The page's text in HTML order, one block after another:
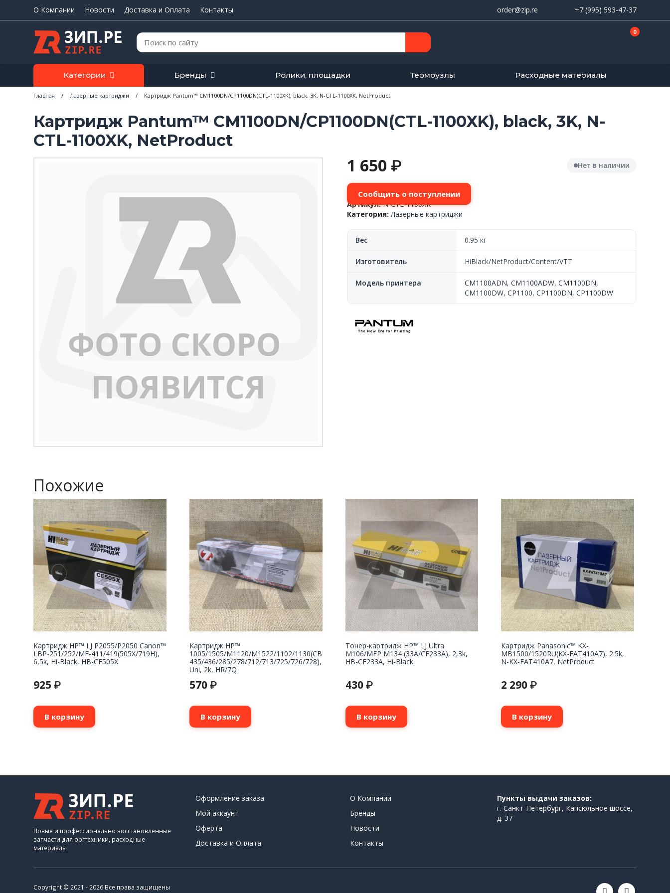
О Компании Новости Доставка и Оплата Контакты order@zip.re +7 (995) 593-47-37
Поиск: 0
Категории Бренды Ролики, площадки Термоузлы Расходные материалы
Главная / Лазерные картриджи / Картридж Pantum™ CM1100DN/CP1100DN(CTL-1100XK), black, 3K, N-CTL-1100XK, NetProduct
Картридж Pantum™ CM1100DN/CP1100DN(CTL-1100XK), black, 3K, N-
CTL-1100XK, NetProduct
1 650₽ Нет в наличии
Сообщить о поступлении
Артикул:N-CTL-1100XK
Категория: Лазерные картриджи
Вес 0.95 кг
Изготовитель HiBlack/NetProduct/Content/VTT
Модель принтера CM1100ADN,CM1100ADW,CM1100DN,
CM1100DW,CP1100,CP1100DN,CP1100DW
Похожие
Картридж НР™ LJ P2055/P2050 Canon™
LBP-251/252/MF-411/419(505X/719H),
6,5k, Hi-Black, HB-CE505X
925 ₽
В корзину
Картридж НР™
1005/1505/M1120/M1522/1102/1130(CB
435/436/285/278/712/713/725/726/728),
Uni, 2k, HR/7Q
570 ₽
В корзину
Тонер-картридж HP™ LJ Ultra
M106/MFP M134 (33A/CF233A), 2,3k,
HB-CF233A, Hi-Black
430 ₽
В корзину
Картридж Panasonic™ KX-
MB1500/1520RU(KX-FAT410A7), 2.5k,
N-KX-FAT410A7, NetProduct
2 290₽
В корзину
Новые и профессионально восстановленные
запчасти для оргтехники, расходные
материалы
Оформление заказа
Мой аккаунт
Оферта
Доставка и Оплата
О Компании
Бренды
Новости
Контакты
Пункты выдачи заказов:
г. Санкт-Петербург, Капсюльное шоссе,
д. 37
Copyright © 2021 - 2026 Все права защищены